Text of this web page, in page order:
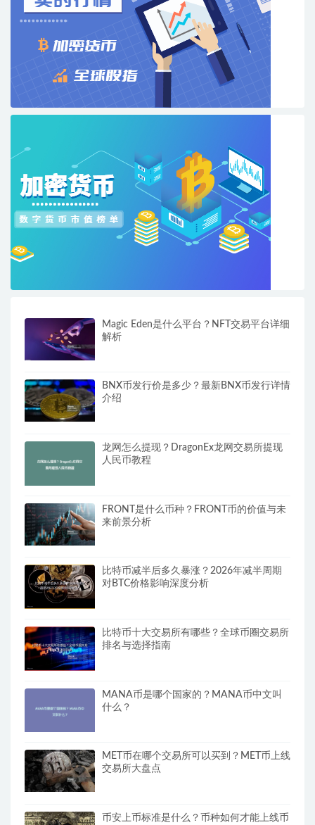
Magic Eden是什么平台？NFT交易平台详细
解析
BNX币发行价是多少？最新BNX币发行详情
介绍
龙网怎么提现？DragonEx龙网交易所提现
人民币教程
FRONT是什么币种？FRONT币的价值与未
来前景分析
比特币减半后多久暴涨？2026年减半周期
对BTC价格影响深度分析
比特币十大交易所有哪些？全球币圈交易所
排名与选择指南
MANA币是哪个国家的？MANA币中文叫
什么？
MET币在哪个交易所可以买到？MET币上线
交易所大盘点
币安上币标准是什么？币种如何才能上线币